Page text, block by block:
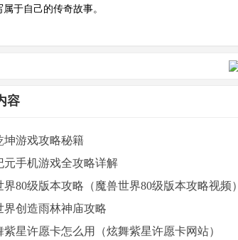
于自己的传奇故事。
容
坤游戏攻略秘籍
元手机游戏全攻略详解
界80级版本攻略（魔兽世界80级版本攻略视频）
界创造雨林神庙攻略
紫星许愿卡怎么用（炫舞紫星许愿卡网站）